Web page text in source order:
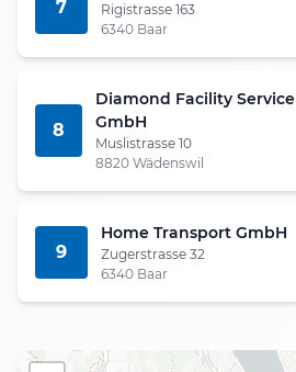
7
Rigistrasse 163
6340 Baar
8
Diamond Facility Service
GmbH
Muslistrasse 10
8820 Wädenswil
9
Home Transport GmbH
Zugerstrasse 32
6340 Baar